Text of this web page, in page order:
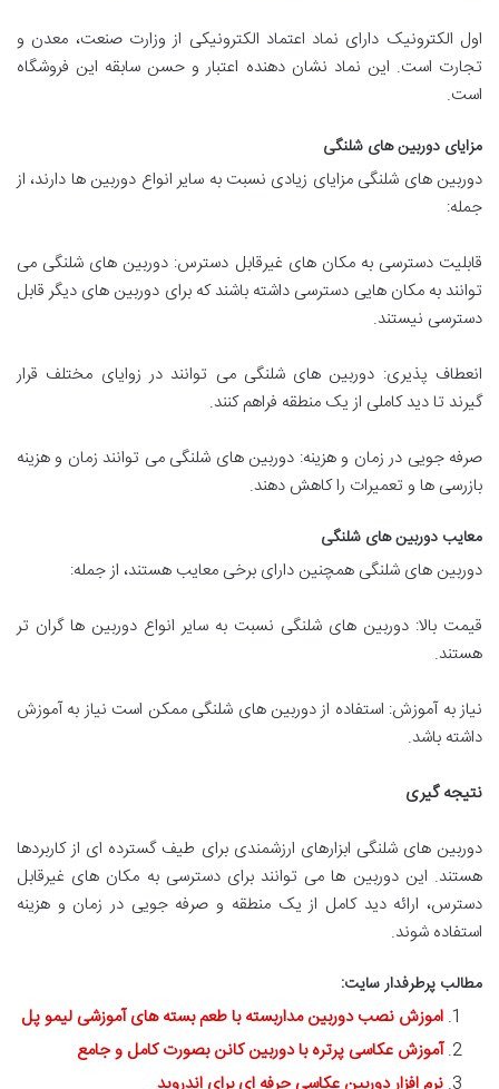
اول الکترونیک دارای نماد اعتماد الکترونیکی از وزارت صنعت، معدن و
تجارت است. این نماد نشان دهنده اعتبار و حسن سابقه این فروشگاه
است.
مزایای دوربین های شلنگی
دوربین های شلنگی مزایای زیادی نسبت به سایر انواع دوربین ها دارند، از
جمله:
قابلیت دسترسی به مکان های غیرقابل دسترس: دوربین های شلنگی می
توانند به مکان هایی دسترسی داشته باشند که برای دوربین های دیگر قابل
دسترسی نیستند.
انعطاف پذیری: دوربین های شلنگی می توانند در زوایای مختلف قرار
گیرند تا دید کاملی از یک منطقه فراهم کنند.
صرفه جویی در زمان و هزینه: دوربین های شلنگی می توانند زمان و هزینه
بازرسی ها و تعمیرات را کاهش دهند.
معایب دوربین های شلنگی
دوربین های شلنگی همچنین دارای برخی معایب هستند، از جمله:
قیمت بالا: دوربین های شلنگی نسبت به سایر انواع دوربین ها گران تر
هستند.
نیاز به آموزش: استفاده از دوربین های شلنگی ممکن است نیاز به آموزش
داشته باشد.
نتیجه گیری
دوربین های شلنگی ابزارهای ارزشمندی برای طیف گسترده ای از کاربردها
هستند. این دوربین ها می توانند برای دسترسی به مکان های غیرقابل
دسترس، ارائه دید کامل از یک منطقه و صرفه جویی در زمان و هزینه
استفاده شوند.
مطالب پرطرفدار سایت:
اموزش نصب دوربین مداربسته با طعم بسته های آموزشی لیمو پل
آموزش عکاسی پرتره با دوربین کانن بصورت کامل و جامع